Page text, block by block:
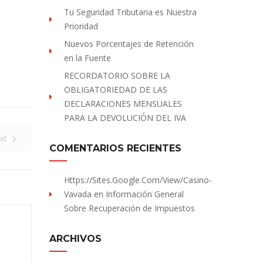
Tu Seguridad Tributaria es Nuestra
Prioridad
Nuevos Porcentajes de Retención
en la Fuente
RECORDATORIO SOBRE LA
OBLIGATORIEDAD DE LAS
DECLARACIONES MENSUALES
PARA LA DEVOLUCIÓN DEL IVA
COMENTARIOS RECIENTES
Https://sites.Google.com/view/Casino-
Vavada en Información General
Sobre Recuperación de Impuestos
ARCHIVOS